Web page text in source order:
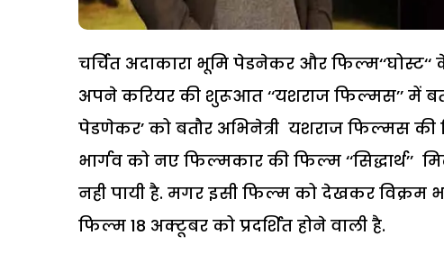
चर्चित अदाकारा भूमि पेडनेकर और
अपने करियर की शुरूआत ‘‘यशराज फिल्मस’’ में
पेडणेकर’ को बतौर अभिनेत्री यशराज फिल्मस
भार्गव को नए फिल्मकार की फिल्म ‘‘सिद्धार्थ’’
नही पायी है. मगर इसी फिल्म को देखकर विक्रम
फिल्म 18 अक्टूबर को प्रदर्शित होने वाली है.